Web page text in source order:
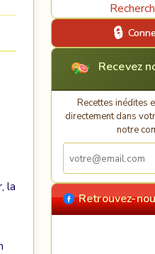
la
Recevez
Recettes inédites
directement dans
notre
Retrouvez-